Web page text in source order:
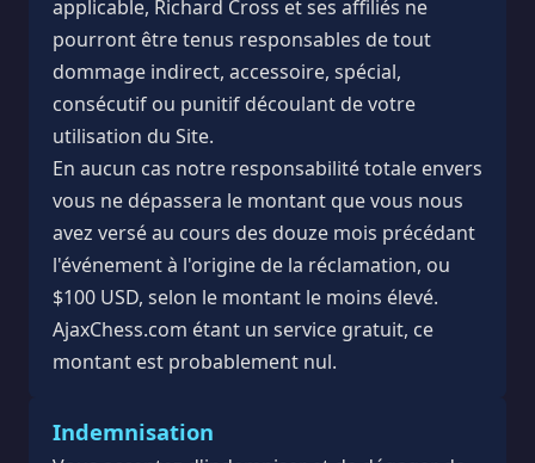
applicable, Richard Cross et ses affiliés ne
pourront être tenus responsables de tout
dommage indirect, accessoire, spécial,
consécutif ou punitif découlant de votre
utilisation du Site.
En aucun cas notre responsabilité totale envers
vous ne dépassera le montant que vous nous
avez versé au cours des douze mois précédant
l'événement à l'origine de la réclamation, ou
$100 USD, selon le montant le moins élevé.
AjaxChess.com étant un service gratuit, ce
montant est probablement nul.
Indemnisation